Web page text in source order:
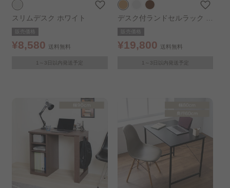
スリムデスク ホワイト
販売価格
¥8,580 送料無料
1～3日以内発送予定
デスク付ランドセルラック R
RWD-9040 オーク
販売価格
¥19,800 送料無料
1～3日以内発送予定